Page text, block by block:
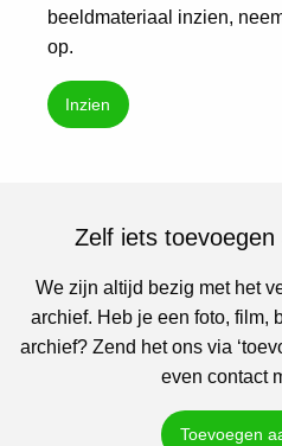
beeldmateriaal inzien,
op.
Inzien
Zelf iets
We zijn altijd bezig met het
archief. Heb je een foto, film,
archief? Zend het ons via
even contact
Toevoegen